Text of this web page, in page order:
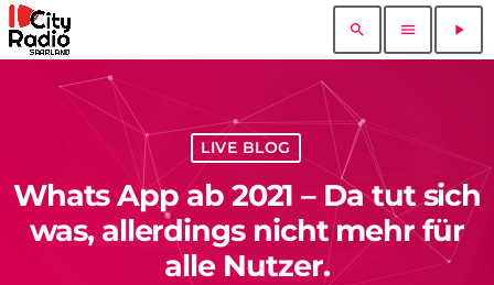
search menu play_arrow
LIVE BLOG
Whats App ab 2021 – Da tut sich
was, allerdings nicht mehr für
alle Nutzer.